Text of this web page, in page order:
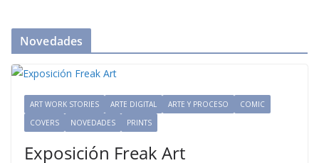
Novedades
ART WORK STORIES ARTE DIGITAL ARTE Y PROCESO
COMIC
COVERS
NOVEDADES PRINTS
Exposición Freak Art